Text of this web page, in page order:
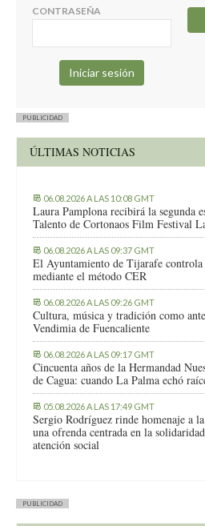
CONTRASEÑA
PUBLICIDAD
ÚLTIMAS NOTICIAS
06.08.2026 A LAS 10:08 GMT
Laura Pamplona recibirá la segunda
Talento de Cortonaos Film Festival
06.08.2026 A LAS 09:37 GMT
El Ayuntamiento de Tijarafe
mediante el método CER
06.08.2026 A LAS 09:26 GMT
Cultura, música y tradición como
Vendimia de Fuencaliente
06.08.2026 A LAS 09:17 GMT
Cincuenta años de la Hermandad
de Cagua: cuando La Palma echó
05.08.2026 A LAS 17:49 GMT
Sergio Rodríguez rinde homenaje a
una ofrenda centrada en la
atención social
PUBLICIDAD